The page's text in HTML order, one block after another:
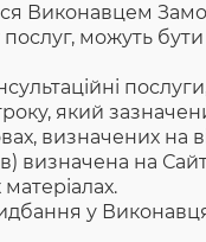
Виконавцем
можуть
який
визначених на
визначена на
у